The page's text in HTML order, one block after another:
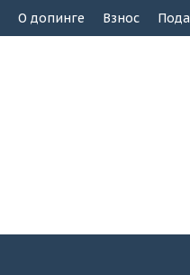
О допинге Взнос